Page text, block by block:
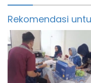
Rekomendasi